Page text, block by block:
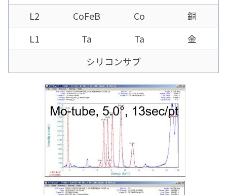
L2
CoFeB Co
銅
L1
Ta Ta
金
シリコンサブ